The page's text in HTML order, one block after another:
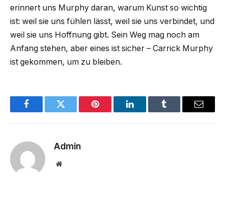
erinnert uns Murphy daran, warum Kunst so wichtig
ist: weil sie uns fühlen lässt, weil sie uns verbindet, und
weil sie uns Hoffnung gibt. Sein Weg mag noch am
Anfang stehen, aber eines ist sicher – Carrick Murphy
ist gekommen, um zu bleiben.
FacebookTwitter Pinterest LinkedInTumblr Email
Admin
Website